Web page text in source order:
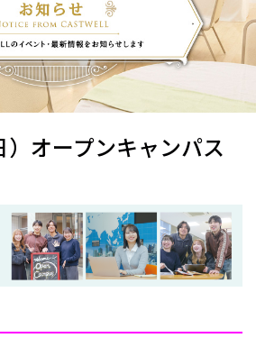
オープンキャンパス